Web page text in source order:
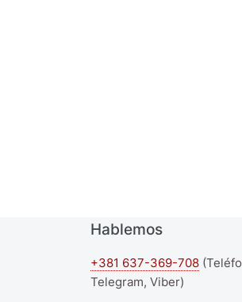
Hablemos
+381 637-369-708
Telegram, Viber)